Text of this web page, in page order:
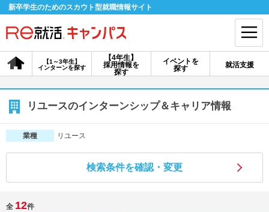
新卒学生のためのスカウト型就職情報サイト
【4年生】
採用情報を
探す
【1～3年生】
インターンを探す
イベントを
探す
就活支援
会員登録 ログイン
会員ID・パスワードを忘れた方はこちら
探す
【4年生】
【1～3年生】
リユースのインターンシップ＆キャリア情報
業種 リユース
検索条件を確認・変更
全 12件